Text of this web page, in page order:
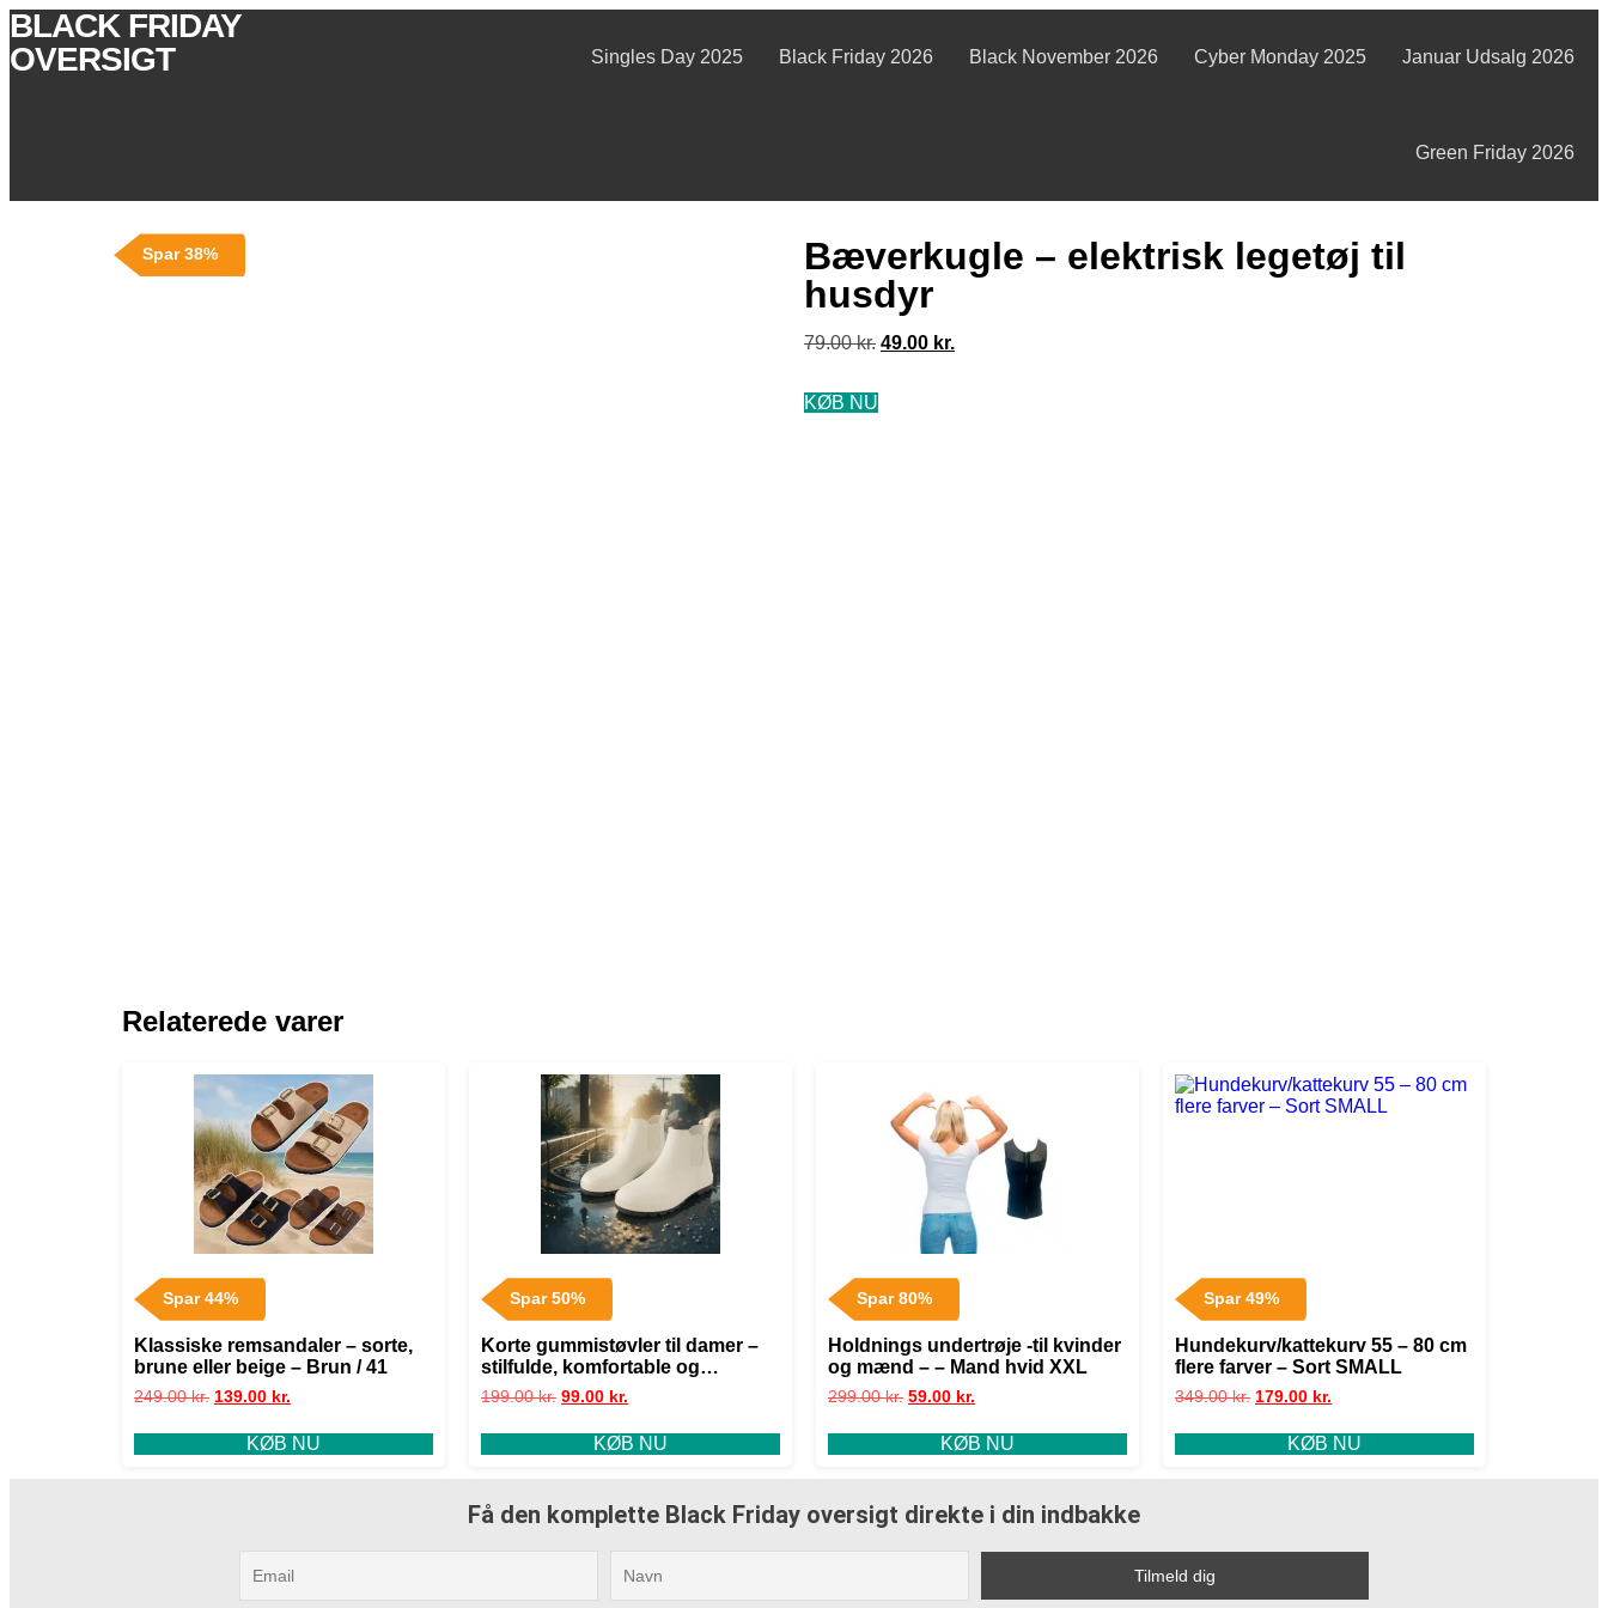
BLACK FRIDAY
OVERSIGT
Singles Day 2025 Black Friday 2026 Black November 2026 Cyber Monday 2025 Januar Udsalg 2026
Green Friday 2026
Spar 38%
Bæverkugle – elektrisk legetøj til
husdyr
79.00kr. 49.00 kr.
KØB NU
Relaterede varer
Spar 44%
Klassiske remsandaler – sorte,
brune eller beige – Brun / 41
249.00kr. 139.00 kr.
KØB NU
Spar 50%
Korte gummistøvler til damer –
stilfulde, komfortable og
vandtætte – 40,5
199.00kr. 99.00 kr.
KØB NU
Spar 80%
Holdnings undertrøje -til kvinder
og mænd – – Mand hvid XXL
299.00kr. 59.00 kr.
KØB NU
Spar 49%
Hundekurv/kattekurv 55 – 80 cm
flere farver – Sort SMALL
349.00kr. 179.00 kr.
KØB NU
Få den komplette Black Friday oversigt direkte i din indbakke